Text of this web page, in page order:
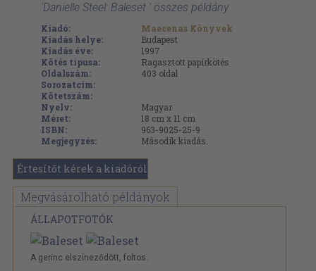
'Danielle Steel: Baleset ' összes példány
Kiadó:
Maecenas Könyvek
Kiadás helye:
Budapest
Kiadás éve:
1997
Kötés típusa:
Ragasztott papírkötés
Oldalszám:
403 oldal
Sorozatcím:
Kötetszám:
Nyelv:
Magyar
Méret:
18 cm x 11 cm
ISBN:
963-9025-25-9
Megjegyzés:
Második kiadás.
Értesítőt kérek a kiadóról
Megvásárolható példányok
ÁLLAPOTFOTÓK
A gerinc elszíneződött, foltos.